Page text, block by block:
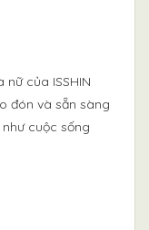
của ISSHIN
đón và sẵn sàng
cuộc sống